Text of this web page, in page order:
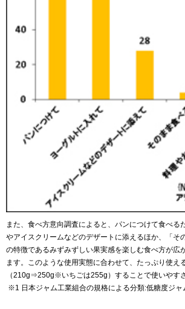
また、食べ方意向調査によると、パンにつけて食べる
やアイスクリームなどのデザートに添えるほか、「そ
の特徴であるみずみずしい果実感を楽しむ食べ方が広
ます。このような使用実態に合わせて、たっぷり使え
（210g⇒250g※いちごは255g）することで使いやす
※1 日本ジャム工業組合の規格による分類:低糖度ジ